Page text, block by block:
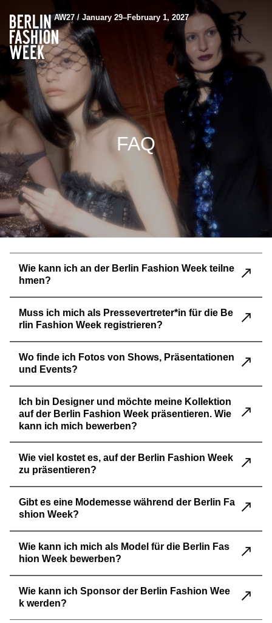
AW27 / January 29–February 1, 2027
FAQ
Wie kann ich an der Berlin Fashion Week teilne
hmen?
Muss ich mich als Pressevertreter*in für die Be
rlin Fashion Week registrieren?
Wo finde ich Fotos von Shows, Präsentationen
und Events?
Ich bin Designer und möchte meine Kollektion
auf der Berlin Fashion Week präsentieren. Wie
kann ich mich bewerben?
Wie viel kostet es, auf der Berlin Fashion Week
zu präsentieren?
Gibt es eine Modemesse während der Berlin Fa
shion Week?
Wie kann ich mich als Model für die Berlin Fas
hion Week bewerben?
Wie kann ich Sponsor der Berlin Fashion Wee
k werden?